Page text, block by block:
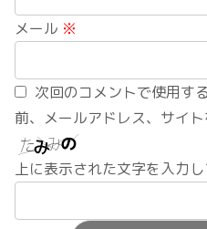
メール ※
次回のコメントで使用す
前、メールアドレス、サイト
上に表示された文字を入力し